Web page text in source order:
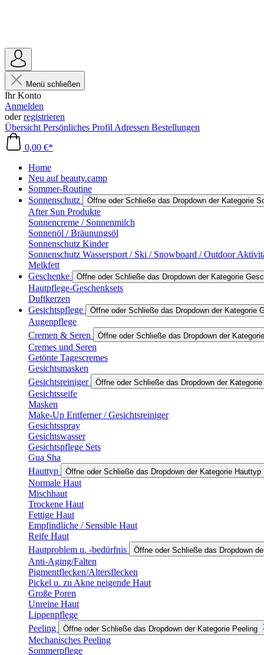
Menü schließen
Ihr Konto
Anmelden
oderregistrieren
Übersicht Persönliches Profil Adressen Bestellungen
0,00 €*
Home
Neu auf beauty.camp
Sommer-Routine
Sonnenschutz
Öffne oder Schließe das Dropdown der Kategorie
After Sun Produkte
Sonnencreme / Sonnenmilch
Sonnenöl / Bräunungsöl
Sonnenschutz Kinder
Sonnenschutz Wassersport / Ski / Snowboard / Outdoor
Melkfett
Geschenke
Öffne oder Schließe das Dropdown der Kategorie
Hautpflege-Geschenksets
Duftkerzen
Gesichtspflege
Öffne oder Schließe das Dropdown der Kategorie
Augenpflege
Cremen & Seren
Öffne oder Schließe das Dropdown der
Cremes und Seren
Getönte Tagescremes
Gesichtsmasken
Gesichtsreiniger
Öffne oder Schließe das Dropdown der
Gesichtsseife
Masken
Make-Up Entferner / Gesichtsreiniger
Gesichtsspray
Gesichtswasser
Gesichtspflege Sets
Gua Sha
Hauttyp
Öffne oder Schließe das Dropdown der Kategorie Hauttyp
Normale Haut
Mischhaut
Trockene Haut
Fettige Haut
Empfindliche / Sensible Haut
Reife Haut
Hautproblem u. -bedürfnis
Öffne oder Schließe das Dropdown
Anti-Aging/Falten
Pigmentflecken/Altersflecken
Pickel u. zu Akne neigende Haut
Große Poren
Unreine Haut
Lippenpflege
Peeling
Öffne oder Schließe das Dropdown der Kategorie Peeling
Mechanisches Peeling
Sommerpflege